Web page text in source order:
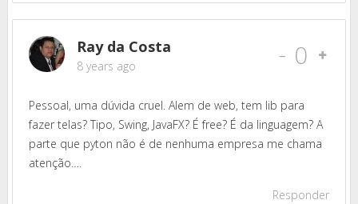
Ray da Costa
8 years ago - 0
Pessoal, uma dúvida cruel. Alem de web, tem lib para
fazer telas? Tipo, Swing, JavaFX? É free? É da linguagem? A
parte que pyton não é de nenhuma empresa me chama
atenção….
Responder